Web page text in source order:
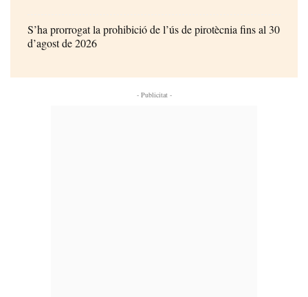
S’ha prorrogat la prohibició de l’ús de pirotècnia fins al 30
d’agost de 2026
- Publicitat -